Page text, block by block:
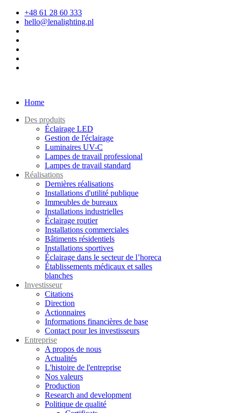
+48 61 28 60 333
hello@lenalighting.pl
Home
Des produits
Éclairage LED
Gestion de l'éclairage
Luminaires UV-C
Lampes de travail professional
Lampes de travail standard
Réalisations
Dernières réalisations
Installations d'utilité publique
Immeubles de bureaux
Installations industrielles
Éclairage routier
Installations commerciales
Bâtiments résidentiels
Installations sportives
Éclairage dans le secteur de l’horeca
Établissements médicaux et salles
blanches
Investisseur
Citations
Direction
Actionnaires
Informations financières de base
Contact pour les investisseurs
Entreprise
A propos de nous
Actualités
L'histoire de l'entreprise
Nos valeurs
Production
Research and development
Politique de qualité